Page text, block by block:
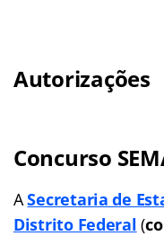
Autorizações
Concurso
ASecretaria de
Distrito Federal (